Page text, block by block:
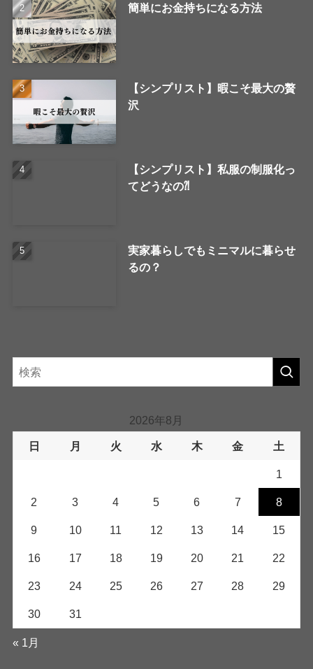
簡単にお金持ちになる方法
【シンプリスト】暇こそ最大の贅
沢
【シンプリスト】私服の制服化っ
てどうなの⁈
実家暮らしでもミニマルに暮らせ
るの？
2026年8月
日 月 火 水 木 金 土
1
2 3 4 5 6 7 8
9 10 11 12 13 14 15
16 17 18 19 20 21 22
23 24 25 26 27 28 29
30 31
« 1月